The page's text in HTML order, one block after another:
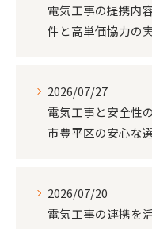
電気工事の提携内
件と高単価協力の
2026/07/27
電気工事と安全性
市豊平区の安心な
2026/07/20
電気工事の連携を